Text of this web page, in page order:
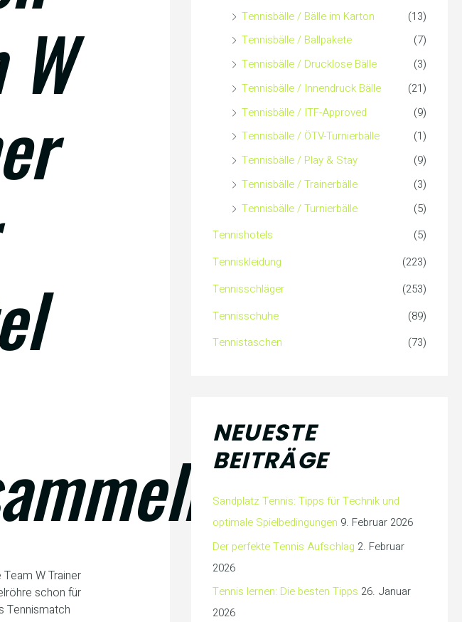
W
W Trainer
schon für
Tennismatch
Tennisbälle / Bälle im Karton
(13)
Tennisbälle / Ballpakete
(7)
Tennisbälle / Drucklose Bälle
(3)
Tennisbälle / Innendruck Bälle
(21)
Tennisbälle / ITF-Approved
(9)
Tennisbälle / ÖTV-Turnierbälle
(1)
Tennisbälle / Play & Stay
(9)
Tennisbälle / Trainerbälle
(3)
Tennisbälle / Turnierbälle
(5)
Tennishotels
(5)
Tenniskleidung
(223)
Tennisschläger
(253)
Tennisschuhe
(89)
Tennistaschen
(73)
NEUESTE
BEITRÄGE
Sandplatz Tennis: Tipps für Technik und
optimale Spielbedingungen 9. Februar 2026
Der perfekte Tennis Aufschlag 2. Februar
2026
Tennis lernen: Die besten Tipps 26. Januar
2026